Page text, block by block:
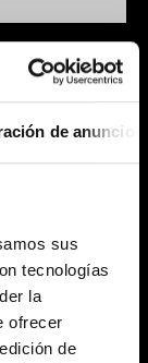
de anuncios
sus
tecnologías
la
ofrecer
de
has escrito